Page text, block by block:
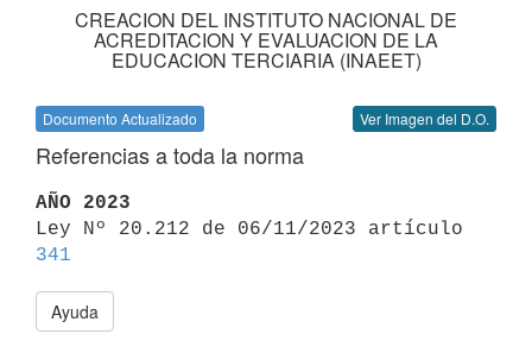
CREACION DEL INSTITUTO NACIONAL DE
ACREDITACION Y EVALUACION DE LA
EDUCACION TERCIARIA (INAEET)
Documento Actualizado Ver Imagen del D.O.
Referencias a toda la norma
AÑO 2023
341
Ayuda